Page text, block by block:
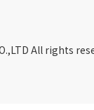
All rights